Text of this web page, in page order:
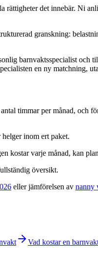
rättigheter det innebär. Ni
granskning:
barnvaktsspecialist och
en ny matchning,
timmar per månad, och
inom ert paket.
kostar varje månad, kan
översikt.
eller jämförelsen av nanny
Vad kostar en